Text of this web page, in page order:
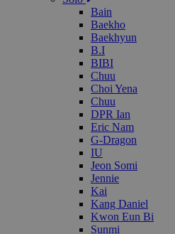
Bain
Baekho
Baekhyun
B.I
BIBI
Chuu
Choi Yena
Chuu
DPR Ian
Eric Nam
G-Dragon
IU
Jeon Somi
Jennie
Kai
Kang Daniel
Kwon Eun Bi
Sunmi